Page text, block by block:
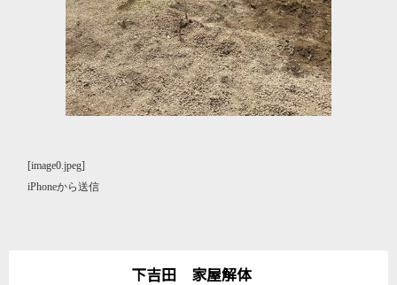
[image0.jpeg]
iPhoneから送信
下吉田 家屋解体